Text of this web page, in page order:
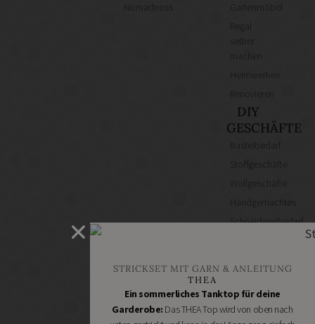
Nomadnoss
Gartenmöbel
Regal
Heimwerken
DIY
GESCHÄFTE
Bastelbedarf
Stoffgeschäfte
Wollgeschäfte
Handgemachtes
Schneidereibedarf
Handarbeitszubehör
Online
Shops
Schmuckzubehör
STRICKSET MIT GARN & ANLEITUNG
THEA
Ein sommerliches Tanktop für deine
Garderobe: Das THEA Top wird von oben nach